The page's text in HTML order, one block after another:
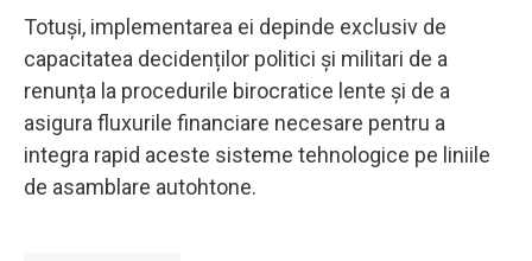
Totuși, implementarea ei depinde exclusiv de
capacitatea decidenților politici și militari de a
renunța la procedurile birocratice lente și de a
asigura fluxurile financiare necesare pentru a
integra rapid aceste sisteme tehnologice pe liniile
de asamblare autohtone.